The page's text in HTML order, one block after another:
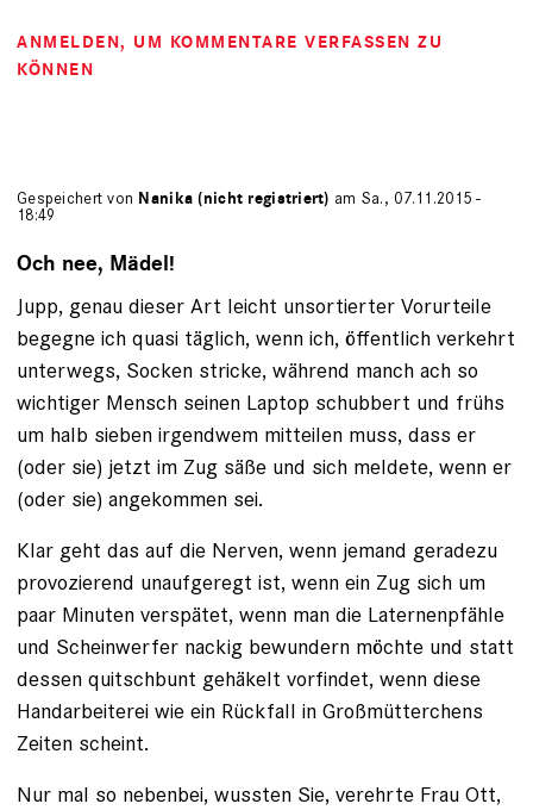
ANMELDEN, UM KOMMENTARE VERFASSEN ZU
KÖNNEN
Gespeichert von Nanika (nicht registriert) am Sa., 07.11.2015 -
18:49
Och nee, Mädel!
Jupp, genau dieser Art leicht unsortierter Vorurteile
begegne ich quasi täglich, wenn ich, öffentlich verkehrt
unterwegs, Socken stricke, während manch ach so
wichtiger Mensch seinen Laptop schubbert und frühs
um halb sieben irgendwem mitteilen muss, dass er
(oder sie) jetzt im Zug säße und sich meldete, wenn er
(oder sie) angekommen sei.
Klar geht das auf die Nerven, wenn jemand geradezu
provozierend unaufgeregt ist, wenn ein Zug sich um
paar Minuten verspätet, wenn man die Laternenpfähle
und Scheinwerfer nackig bewundern möchte und statt
dessen quitschbunt gehäkelt vorfindet, wenn diese
Handarbeiterei wie ein Rückfall in Großmütterchens
Zeiten scheint.
Nur mal so nebenbei, wussten Sie, verehrte Frau Ott,